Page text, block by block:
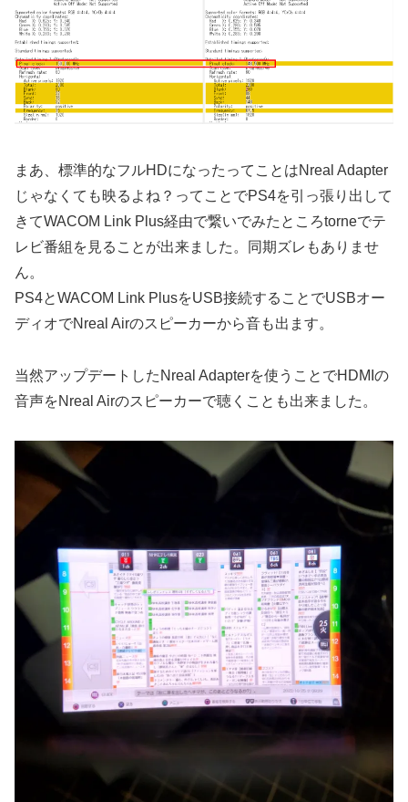
まあ、標準的なフルHDになったってことはNreal Adapter
じゃなくても映るよね？ってことでPS4を引っ張り出して
きてWACOM Link Plus経由で繋いでみたところtorneでテ
レビ番組を見ることが出来ました。同期ズレもありませ
ん。
PS4とWACOM Link PlusをUSB接続することでUSBオー
ディオでNreal Airのスピーカーから音も出ます。
当然アップデートしたNreal Adapterを使うことでHDMIの
音声をNreal Airのスピーカーで聴くことも出来ました。